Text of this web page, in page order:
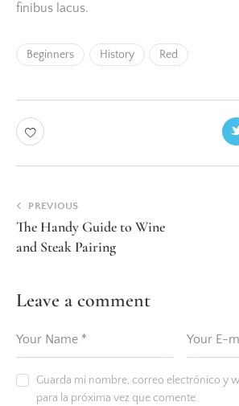
finibus lacus.
Beginners History Red
PREVIOUS
The Handy Guide to Wine
and Steak Pairing
Leave a comment
Guarda mi nombre, correo electrónico y
para la próxima vez que comente.